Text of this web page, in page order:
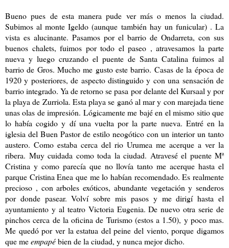
Bueno pues de esta manera pude ver más o menos la ciudad.
Subimos al monte Igeldo (aunque también hay un funicular) . La
vista es alucinante. Pasamos por el barrio de Ondarreta, con sus
buenos chalets, fuimos por todo el paseo , atravesamos la parte
nueva y luego cruzando el puente de Santa Catalina fuimos al
barrio de Gros. Mucho me gusto este barrio. Casas de la época de
1920 y posteriores, de aspecto distinguido y con una sensación de
barrio integrado. Ya de retorno se pasa por delante del Kursaal y por
la playa de Zurriola. Esta playa se ganó al mar y con marejada tiene
unas olas de impresión. Lógicamente me bajé en el mismo sitio que
lo había cogido y dí una vuelta por la parte nueva. Entré en la
iglesia del Buen Pastor de estilo neogótico con un interior un tanto
austero. Como estaba cerca del rio Urumea me acerque a ver la
ribera. Muy cuidada como toda la ciudad. Atravesé el puente Mª
Cristina y como parecía que no llovía tanto me acerque hasta el
parque Cristina Enea que me lo habían recomendado. Es realmente
precioso , con arboles exóticos, abundante vegetación y senderos
por donde pasear. Volví sobre mis pasos y me dirigí hasta el
ayuntamiento y al teatro Victoria Eugenia. De nuevo otra serie de
pinchos cerca de la oficina de Turismo (estos a 1.50), y poco mas.
Me quedó por ver la estatua del peine del viento, porque digamos
que meempapébien de la ciudad, y nunca mejor dicho.